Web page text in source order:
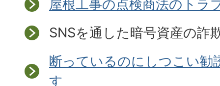
屋根工事の点検商法のトラ
SNSを通した暗号資産の詐
断っているのにしつこい勧
す